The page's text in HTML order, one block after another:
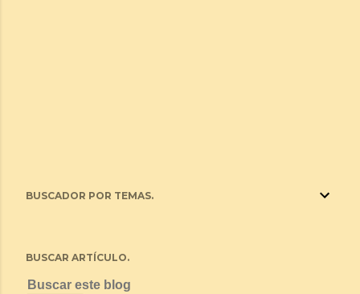
BUSCADOR POR TEMAS.
BUSCAR ARTÍCULO.